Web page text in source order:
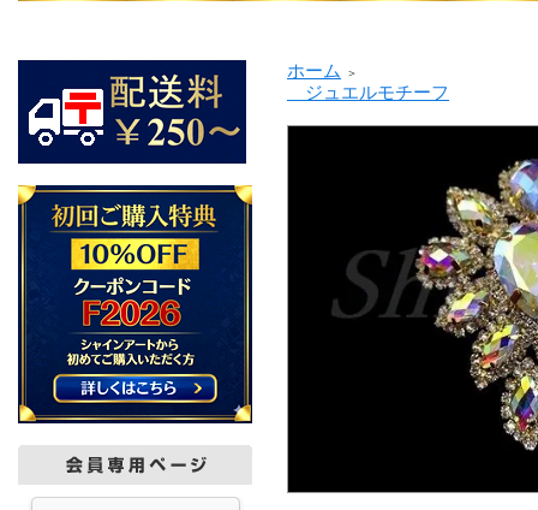
ホーム ＞
ジュエルモチーフ